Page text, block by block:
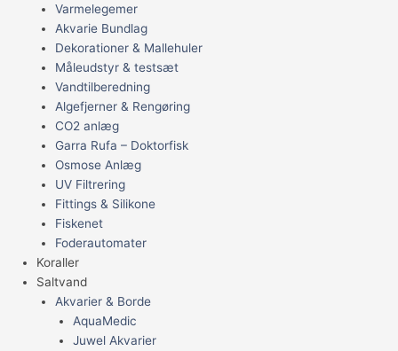
Varmelegemer
Akvarie Bundlag
Dekorationer & Mallehuler
Måleudstyr & testsæt
Vandtilberedning
Algefjerner & Rengøring
CO2 anlæg
Garra Rufa – Doktorfisk
Osmose Anlæg
UV Filtrering
Fittings & Silikone
Fiskenet
Foderautomater
Koraller
Saltvand
Akvarier & Borde
AquaMedic
Juwel Akvarier